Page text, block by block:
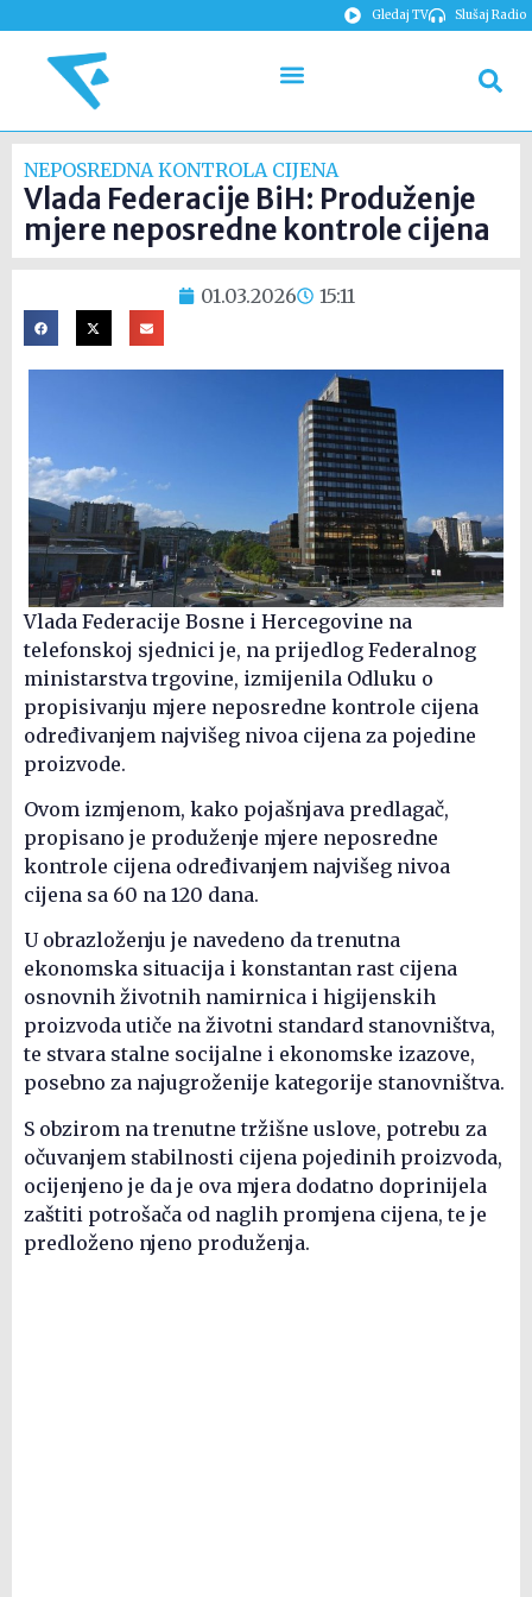
Gledaj TV Slušaj Radio
NEPOSREDNA KONTROLA CIJENA
Vlada Federacije BiH: Produženje
mjere neposredne kontrole cijena
01.03.2026 15:11
Vlada Federacije Bosne i Hercegovine na
telefonskoj sjednici je, na prijedlog Federalnog
ministarstva trgovine, izmijenila Odluku o
propisivanju mjere neposredne kontrole cijena
određivanjem najvišeg nivoa cijena za pojedine
proizvode.
Ovom izmjenom, kako pojašnjava predlagač,
propisano je produženje mjere neposredne
kontrole cijena određivanjem najvišeg nivoa
cijena sa 60 na 120 dana.
U obrazloženju je navedeno da trenutna
ekonomska situacija i konstantan rast cijena
osnovnih životnih namirnica i higijenskih
proizvoda utiče na životni standard stanovništva,
te stvara stalne socijalne i ekonomske izazove,
posebno za najugroženije kategorije stanovništva.
S obzirom na trenutne tržišne uslove, potrebu za
očuvanjem stabilnosti cijena pojedinih proizvoda,
ocijenjeno je da je ova mjera dodatno doprinijela
zaštiti potrošača od naglih promjena cijena, te je
predloženo njeno produženja.